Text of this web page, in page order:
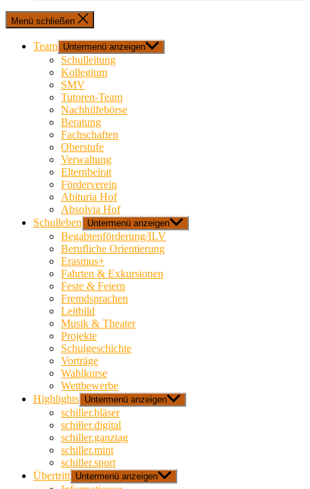
Menü schließen
Team Untermenü anzeigen
Schulleitung
Kollegium
SMV
Tutoren-Team
Nachhilfebörse
Beratung
Fachschaften
Oberstufe
Verwaltung
Elternbeirat
Förderverein
Abituria Hof
Absolvia Hof
Schulleben
Untermenü anzeigen
Begabtenförderung/ILV
Berufliche Orientierung
Erasmus+
Fahrten & Exkursionen
Feste & Feiern
Fremdsprachen
Leitbild
Musik & Theater
Projekte
Schulgeschichte
Vorträge
Wahlkurse
Wettbewerbe
Highlights Untermenü anzeigen
schiller.bläser
schiller.digital
schiller.ganztag
schiller.mint
schiller.sport
Übertritt Untermenü anzeigen